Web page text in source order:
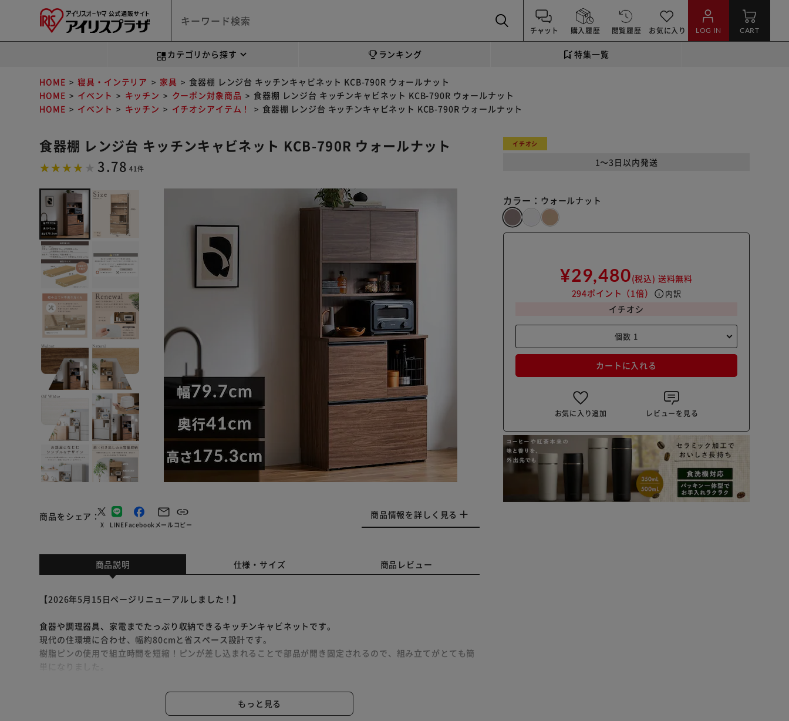
チャット 購入履歴 閲覧履歴 お気に入り LOG IN CART
カテゴリから探す ランキング 特集一覧
HOME 寝具・インテリア 家具
食器棚 レンジ台 キッチンキャビネット KCB-790R ウォールナット
HOME
イベント キッチン クーポン対象商品
食器棚 レンジ台 キッチンキャビネット KCB-790R ウォールナット
HOME
イベント キッチン イチオシアイテム！ 食器棚 レンジ台 キッチンキャビネット KCB-790R ウォールナット
食器棚 レンジ台 キッチンキャビネット KCB-790R ウォールナット
3.78 41件
商品をシェア
X LINEFacebookメールコピー
商品情報を詳しく見る
イチオシ
1～3日以内発送
カラー： ウォールナット
¥29,480(税込) 送料無料
294ポイント （1倍） info 内訳
イチオシ
カートに入れる
お気に入り追加 レビューを見る
商品説明 仕様・サイズ 商品レビュー
【2026年5月15日ページリニューアルしました！】
食器や調理器具、家電までたっぷり収納できるキッチンキャビネットです。
現代の住環境に合わせ、幅約80cmと省スペース設計です。
樹脂ピンの使用で組立時間を短縮！ピンが差し込まれることで部品が開き固定されるので、組み立てがとても簡
単になりました。
扉内は高さを調節できる可動棚になっているので、収納物に合わせて調整できます。食器などをしまえます。
もっと見る